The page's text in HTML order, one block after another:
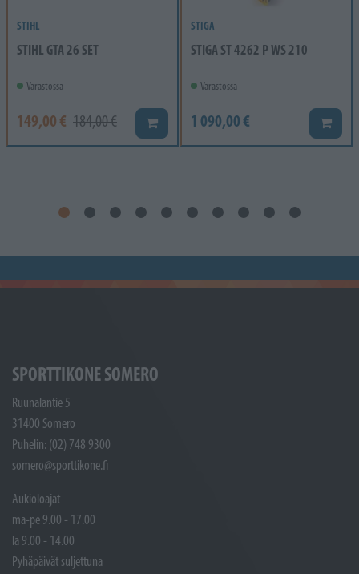
STIHL
STIHL GTA 26 SET
Varastossa
149,00 € 184,00 € Lisää koriin
STIGA
STIGA ST 4262 P WS 210
Varastossa
1 090,00 € Lisää
SPORTTIKONE SOMERO
Ruunalantie 5
31400 Somero
Puhelin: (02) 748 9300
somero@sporttikone.fi
Aukioloajat
ma-pe 9.00 - 17.00
la 9.00 - 14.00
Pyhäpäivät suljettuna